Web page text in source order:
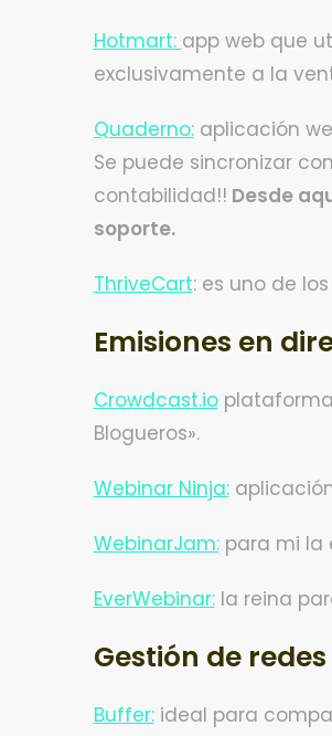
Hotmart: app web que
exclusivamente a la
Quaderno:aplicación
Se puede sincronizar
contabilidad!! Desde
soporte.
ThriveCart: es uno de
Emisiones en
Crowdcast.ioplataforma
Blogueros».
Webinar Ninja:
WebinarJam:para mi la
EverWebinar:la reina
Gestión de
Buffer:ideal para